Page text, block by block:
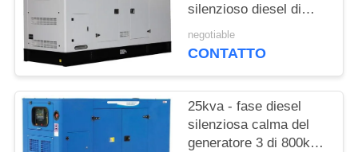
silenzioso diesel di
Cummins Engine
negotiable
CONTATTO
25kva - fase diesel
silenziosa calma del
generatore 3 di 800kva